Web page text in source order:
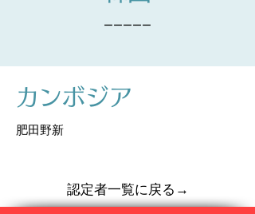
ーーーーー
​カンボジア
肥田野新
認定者一覧に戻る→